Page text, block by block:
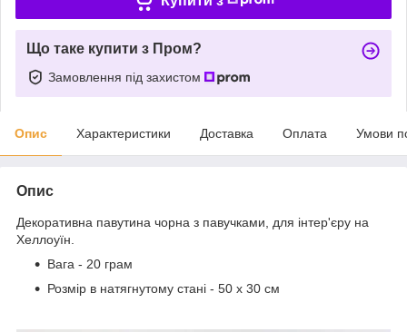
Що таке купити з Пром?
Замовлення під захистом
Опис Характеристики Доставка Оплата Умови
Опис
Декоративна павутина чорна з павучками, для інтер'єру на
Хеллоуїн.
Вага - 20 грам
Розмір в натягнутому стані - 50 x 30 см